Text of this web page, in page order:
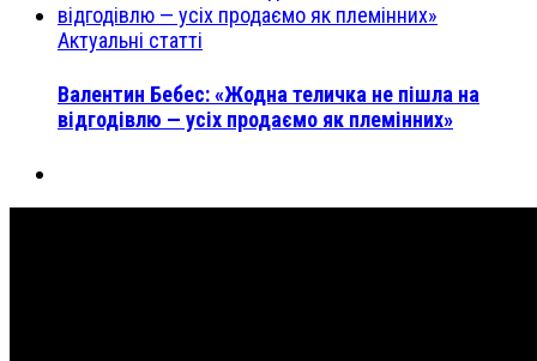
Актуальні статті
Валентин Бебес: «Жодна теличка не пішла на
відгодівлю — усіх продаємо як племінних»